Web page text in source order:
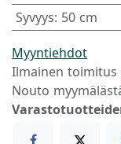
Syvyys: 50 cm
Myyntiehdot
Ilmainen toimitus
Nouto